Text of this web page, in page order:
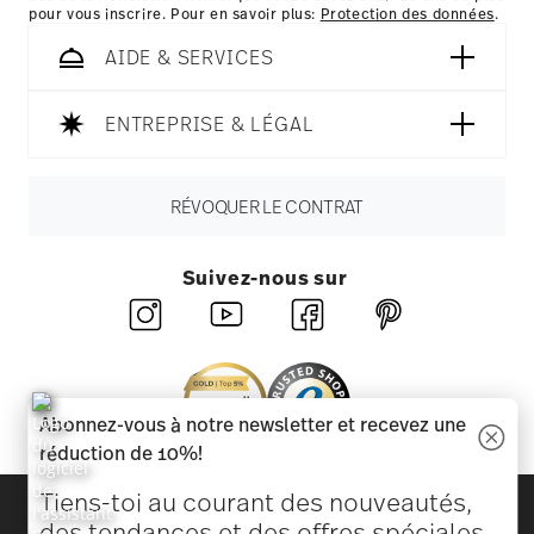
pour vous inscrire. Pour en savoir plus: Protection des données.
AIDE & SERVICES
ENTREPRISE & LÉGAL
RÉVOQUER LE CONTRAT
Suivez-nous sur
Découvrez toutes nos marques
Abonnez-vous à notre newsletter et recevez une
réduction de 10%!
Tiens-toi au courant des nouveautés,